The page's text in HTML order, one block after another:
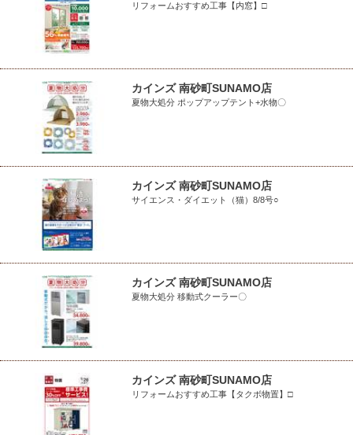
リフォームおすすめ工事【内窓】□
カインズ 南砂町SUNAMO店
夏物大処分 ポップアップテント+水物〇
カインズ 南砂町SUNAMO店
サイエンス・ダイエット（猫）8/8号○
カインズ 南砂町SUNAMO店
夏物大処分 移動式クーラー〇
カインズ 南砂町SUNAMO店
リフォームおすすめ工事【タクボ物置】□